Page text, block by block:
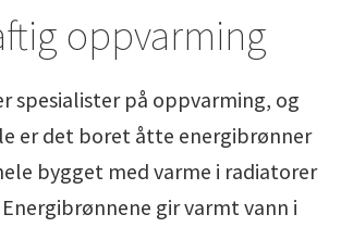
oppvarming
spesialister på oppvarming, og
er det boret åtte energibrønner
bygget med varme i radiatorer
gir varmt vann i